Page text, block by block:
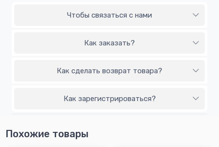
Чтобы связаться с нами
Как заказать?
Как сделать возврат товара?
Как зарегистрироваться?
Похожие товары